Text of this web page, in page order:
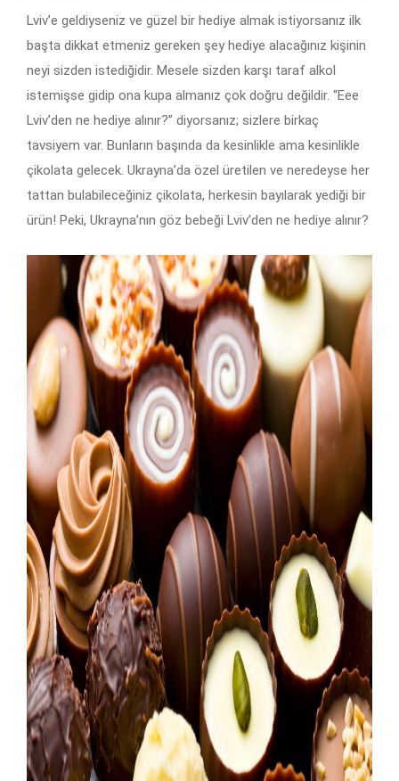
Lviv’e geldiyseniz ve güzel bir hediye almak istiyorsanız ilk
başta dikkat etmeniz gereken şey hediye alacağınız kişinin
neyi sizden istediğidir. Mesele sizden karşı taraf alkol
istemişse gidip ona kupa almanız çok doğru değildir. “Eee
Lviv’den ne hediye alınır?” diyorsanız; sizlere birkaç
tavsiyem var. Bunların başında da kesinlikle ama kesinlikle
çikolata gelecek. Ukrayna’da özel üretilen ve neredeyse her
tattan bulabileceğiniz çikolata, herkesin bayılarak yediği bir
ürün! Peki, Ukrayna’nın göz bebeği Lviv’den ne hediye alınır?